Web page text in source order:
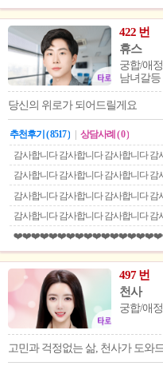
422 번
휴스
궁합/애
남녀갈등
당신의 위로가 되어드릴게요
추천후기 ( 8517 )
상담사례 ( 0 )
497 번
천사
궁합/애
고민과 걱정없는 삶, 천사가 도와